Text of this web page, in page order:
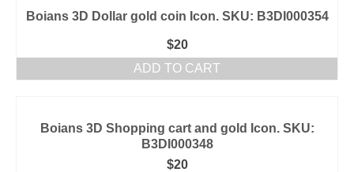
Boians 3D Dollar gold coin Icon. SKU: B3DI000354
$20
ADD TO CART
Boians 3D Shopping cart and gold Icon. SKU:
B3DI000348
$20